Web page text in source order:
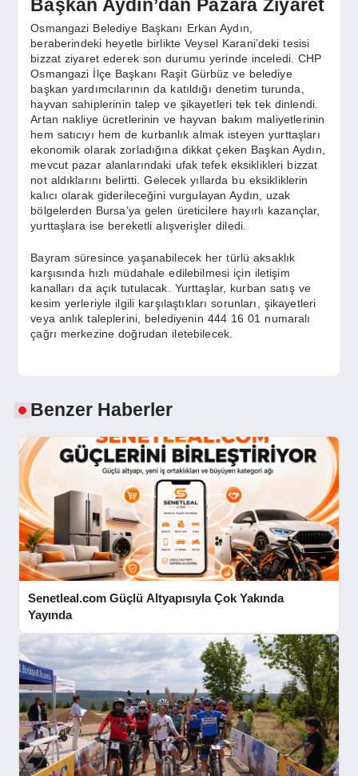
Başkan Aydın’dan Pazara Ziyaret
Osmangazi Belediye Başkanı Erkan Aydın,
beraberindeki heyetle birlikte Veysel Karani’deki tesisi
bizzat ziyaret ederek son durumu yerinde inceledi. CHP
Osmangazi İlçe Başkanı Raşit Gürbüz ve belediye
başkan yardımcılarının da katıldığı denetim turunda,
hayvan sahiplerinin talep ve şikayetleri tek tek dinlendi.
Artan nakliye ücretlerinin ve hayvan bakım maliyetlerinin
hem satıcıyı hem de kurbanlık almak isteyen yurttaşları
ekonomik olarak zorladığına dikkat çeken Başkan Aydın,
mevcut pazar alanlarındaki ufak tefek eksiklikleri bizzat
not aldıklarını belirtti. Gelecek yıllarda bu eksikliklerin
kalıcı olarak giderileceğini vurgulayan Aydın, uzak
bölgelerden Bursa’ya gelen üreticilere hayırlı kazançlar,
yurttaşlara ise bereketli alışverişler diledi.
Bayram süresince yaşanabilecek her türlü aksaklık
karşısında hızlı müdahale edilebilmesi için iletişim
kanalları da açık tutulacak. Yurttaşlar, kurban satış ve
kesim yerleriyle ilgili karşılaştıkları sorunları, şikayetleri
veya anlık taleplerini, belediyenin 444 16 01 numaralı
çağrı merkezine doğrudan iletebilecek.
Benzer Haberler
Senetleal.com Güçlü Altyapısıyla Çok Yakında
Yayında